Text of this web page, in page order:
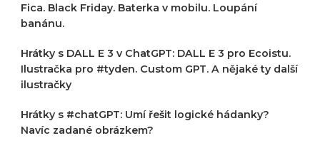
Fica. Black Friday. Baterka v mobilu. Loupání
banánu.
Hrátky s DALL E 3 v ChatGPT: DALL E 3 pro Ecoistu.
Ilustračka pro #tyden. Custom GPT. A nějaké ty další
ilustračky
Hrátky s #chatGPT: Umí řešit logické hádanky?
Navíc zadané obrázkem?